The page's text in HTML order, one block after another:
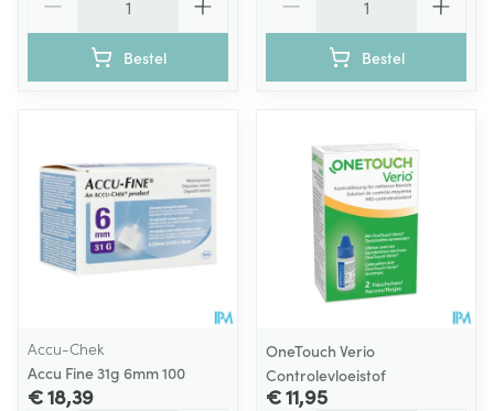
Bestel Bestel
Accu-Chek
Accu Fine 31g 6mm 100
€ 18,39
OneTouch Verio
Controlevloeistof
€ 11,95